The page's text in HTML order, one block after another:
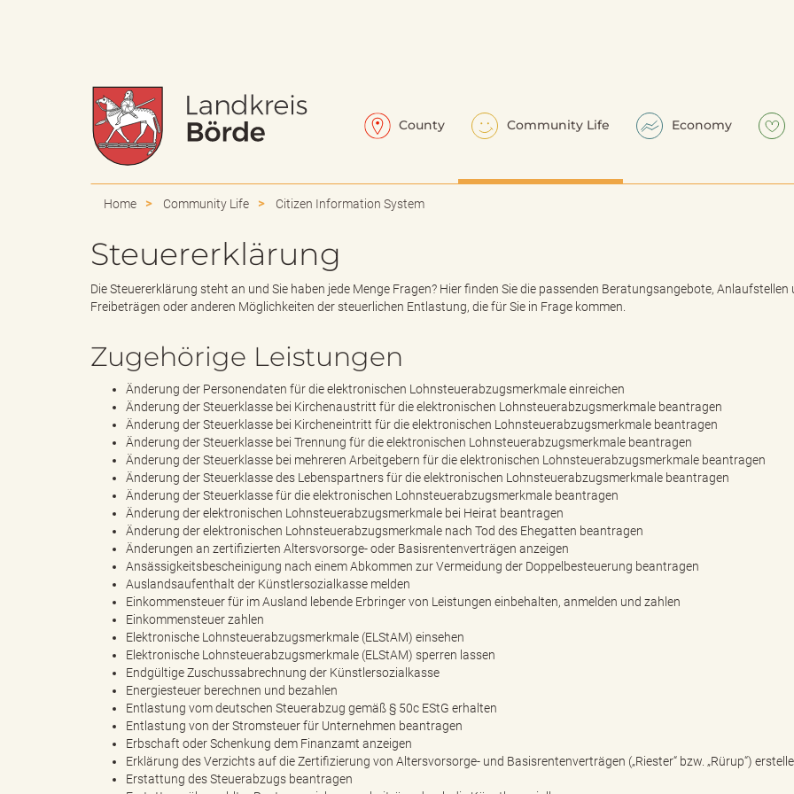
a
p
p
e
n
d
e
s
e
t
t
e
r
i
n
g
County Community Life Economy
Home Community Life Citizen Information System
Steuererklärung
Die Steuererklärung steht an und Sie haben jede Menge Fragen? Hier finden Sie die passenden Beratungsangebote,
Freibeträgen oder anderen Möglichkeiten der steuerlichen Entlastung, die für Sie in Frage kommen.
Zugehörige Leistungen
Änderung der Personendaten für die elektronischen Lohnsteuerabzugsmerkmale einreichen
Änderung der Steuerklasse bei Kirchenaustritt für die elektronischen Lohnsteuerabzugsmerkmale beantragen
Änderung der Steuerklasse bei Kircheneintritt für die elektronischen Lohnsteuerabzugsmerkmale beantragen
Änderung der Steuerklasse bei Trennung für die elektronischen Lohnsteuerabzugsmerkmale beantragen
Änderung der Steuerklasse bei mehreren Arbeitgebern für die elektronischen Lohnsteuerabzugsmerkmale beantragen
Änderung der Steuerklasse des Lebenspartners für die elektronischen Lohnsteuerabzugsmerkmale beantragen
Änderung der Steuerklasse für die elektronischen Lohnsteuerabzugsmerkmale beantragen
Änderung der elektronischen Lohnsteuerabzugsmerkmale bei Heirat beantragen
Änderung der elektronischen Lohnsteuerabzugsmerkmale nach Tod des Ehegatten beantragen
Änderungen an zertifizierten Altersvorsorge- oder Basisrentenverträgen anzeigen
Ansässigkeitsbescheinigung nach einem Abkommen zur Vermeidung der Doppelbesteuerung beantragen
Auslandsaufenthalt der Künstlersozialkasse melden
Einkommensteuer für im Ausland lebende Erbringer von Leistungen einbehalten, anmelden und zahlen
Einkommensteuer zahlen
Elektronische Lohnsteuerabzugsmerkmale (ELStAM) einsehen
Elektronische Lohnsteuerabzugsmerkmale (ELStAM) sperren lassen
Endgültige Zuschussabrechnung der Künstlersozialkasse
Energiesteuer berechnen und bezahlen
Entlastung vom deutschen Steuerabzug gemäß § 50c EStG erhalten
Entlastung von der Stromsteuer für Unternehmen beantragen
Erbschaft oder Schenkung dem Finanzamt anzeigen
Erklärung des Verzichts auf die Zertifizierung von Altersvorsorge- und Basisrentenverträgen („Riester“ bzw. „Rürup“)
Erstattung des Steuerabzugs beantragen